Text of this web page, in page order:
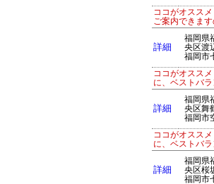
ココがオスス
ご案内できま
詳細
福岡県
央区渡
福岡市
ココがオスス
に、ベストバ
詳細
福岡県
央区舞
福岡市
ココがオスス
に、ベストバ
詳細
福岡県
央区桜
福岡市